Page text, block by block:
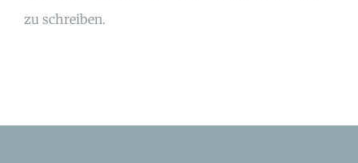
zu schreiben.